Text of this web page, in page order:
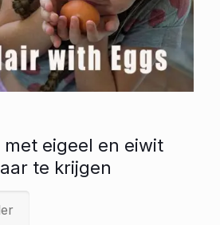
met eigeel en eiwit
te krijgen